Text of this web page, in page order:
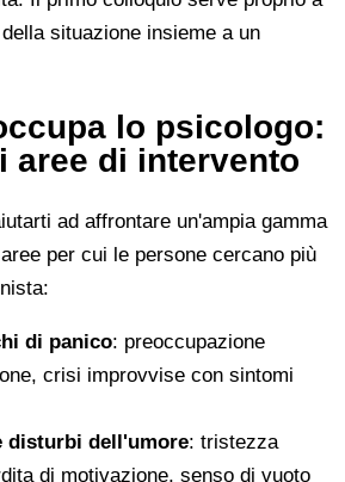
situazione insieme a un
lo psicologo:
aree di intervento
ad affrontare un'ampia gamma
per cui le persone cercano più
di panico: preoccupazione
crisi improvvise con sintomi
disturbi dell'umore: tristezza
di motivazione, senso di vuoto